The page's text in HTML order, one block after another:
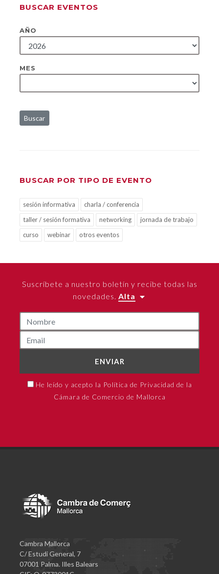
BUSCAR EVENTOS
AÑO
MES
Buscar
BUSCAR POR TIPO DE EVENTO
sesión informativa
charla / conferencia
taller / sesión formativa
networking
jornada de trabajo
curso
webinar otros eventos
Suscríbete a nuestro boletín y recibe todas las
novedades. Alta
ENVIAR
He leído y acepto la Política de Privacidad de la
Cámara de Comercio de Mallorca
Cambra Mallorca
C/ Estudi General, 7
07001 Palma. Illes Balears